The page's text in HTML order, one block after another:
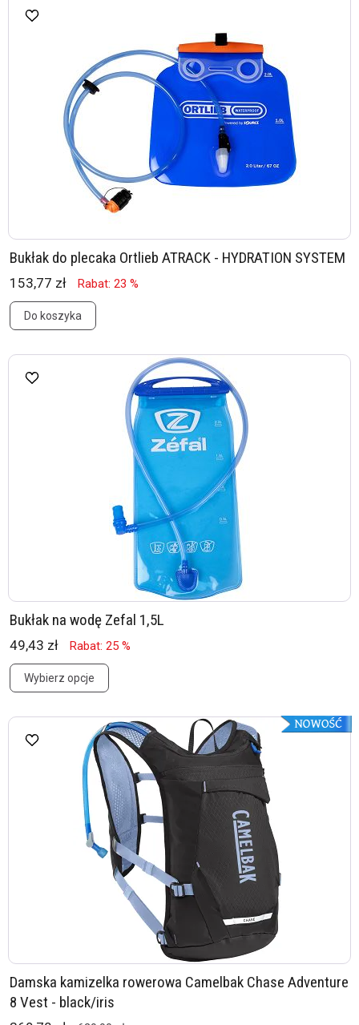
Bukłak do plecaka Ortlieb ATRACK - HYDRATION SYSTEM
153,77 zł Rabat: 23 %
Do koszyka
Bukłak na wodę Zefal 1,5L
49,43 zł Rabat: 25 %
Wybierz opcje
Damska kamizelka rowerowa Camelbak Chase Adventure
8 Vest - black/iris